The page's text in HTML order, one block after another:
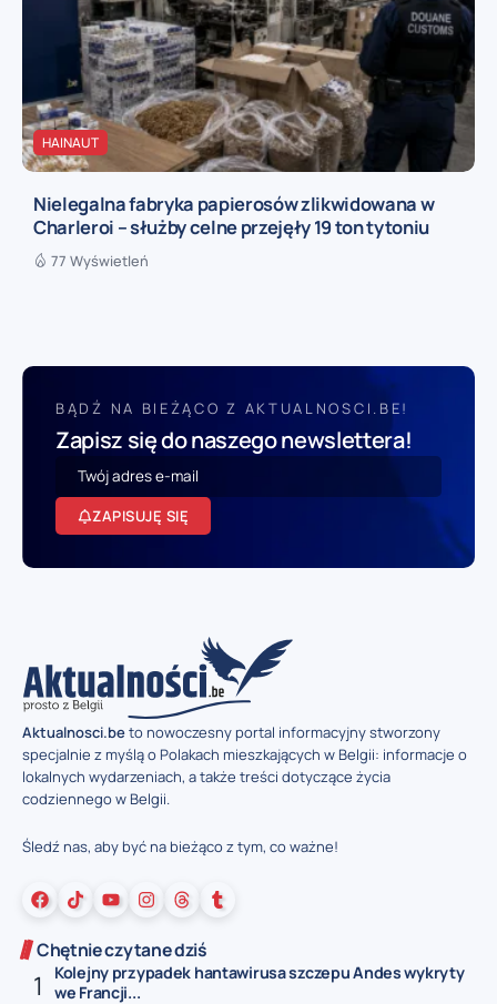
HAINAUT
Nielegalna fabryka papierosów zlikwidowana w
Charleroi – służby celne przejęły 19 ton tytoniu
77 Wyświetleń
BĄDŹ NA BIEŻĄCO Z AKTUALNOSCI.BE!
Zapisz się do naszego newslettera!
ZAPISUJĘ SIĘ
Aktualnosci.beto nowoczesny portal informacyjny stworzony
specjalnie z myślą o Polakach mieszkających w Belgii: informacje o
lokalnych wydarzeniach, a także treści dotyczące życia
codziennego w Belgii.
Śledź nas, aby być na bieżąco z tym, co ważne!
Chętnie czytane dziś
Kolejny przypadek hantawirusa szczepu Andes wykryty
we Francji...